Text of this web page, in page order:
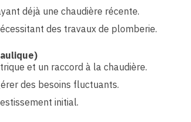
déjà une chaudière récente.
des travaux de plomberie.
et un raccord à la chaudière.
des besoins fluctuants.
initial.